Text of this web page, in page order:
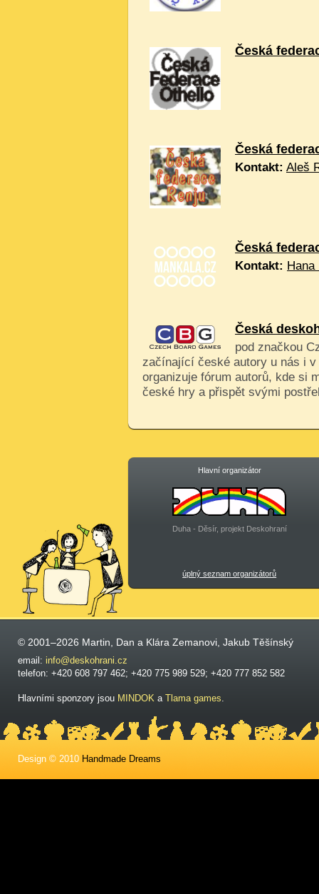
Česká
Česká
Kontakt: Aleš
Česká
Kontakt: Hana
Česká
pod značkou
začínající české autory u nás i
organizuje fórum autorů, kde si
české hry a přispět svými
Hlavní organizátor
Duha - Děsír, projekt Deskohraní
úplný seznam organizátorů
© 2001–2026 Martin, Dan a Klára Zemanovi, Jakub Těšínský
email: info@deskohrani.cz
telefon: +420 608 797 462; +420 775 989 529; +420 777 852 582
Hlavními sponzory jsou MINDOK a Tlama games.
Design © 2010 Handmade Dreams